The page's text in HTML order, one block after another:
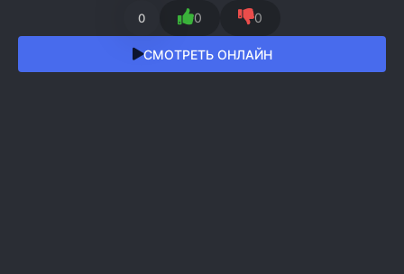
0 0 0
СМОТРЕТЬ ОНЛАЙН